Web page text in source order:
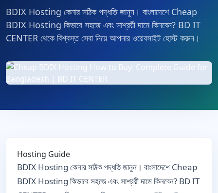
BDIX Hosting কেনার সঠিক পদ্ধতি জানুন। বাংলাদেশে Cheap
BDIX Hosting কিভাবে সহজে এবং সাশ্রয়ী দামে কিনবেন? BD IT
CENTER থেকে বিশ্বস্ত সেবা নিয়ে আপনার ওয়েবসাইট হোস্ট করুন।
Hosting Guide
BDIX Hosting কেনার সঠিক পদ্ধতি জানুন। বাংলাদেশে Cheap
BDIX Hosting কিভাবে সহজে এবং সাশ্রয়ী দামে কিনবেন? BD IT